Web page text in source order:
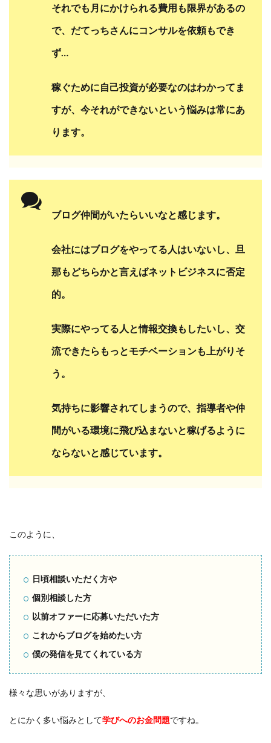
それでも月にかけられる費用も限界があるの
で、 だてっちさんにコンサルを依頼もでき
ず…
稼ぐために自己投資が必要なのはわかってま
すが、 今それができないという悩みは常にあ
ります。
ブログ仲間がいたらいいなと感じます。
会社にはブログをやってる人はいないし、 旦
那もどちらかと言えばネットビジネスに否定
的。
実際にやってる人と情報交換もしたいし、 交
流できたらもっとモチベーションも上がりそ
う。
気持ちに影響されてしまうので、 指導者や仲
間がいる環境に飛び込まないと稼げるように
ならないと感じています。
このように、
日頃相談いただく方や
個別相談した方
以前オファーに応募いただいた方
これからブログを始めたい方
僕の発信を見てくれている方
様々な思いがありますが、
とにかく多い悩みとして学びへのお金問題ですね。